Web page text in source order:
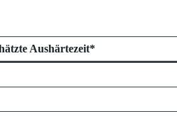
Aushärtezeit*